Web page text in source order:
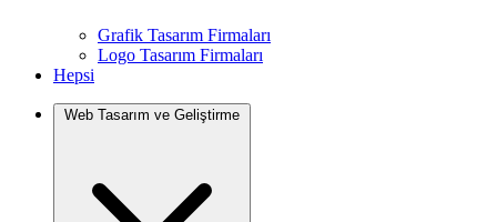
Grafik Tasarım Firmaları
Logo Tasarım Firmaları
Hepsi
Web Tasarım ve Geliştirme